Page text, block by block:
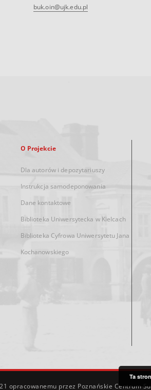
buk.oin@ujk.edu.pl
O Projekcie
Dla autorów i depozytariuszy
Instrukcja samodeponowania
Dane kontaktowe
Biblioteka Uniwersytecka w Kielcach
Biblioteka Cyfrowa Uniwersytetu Jana
Kochanowskiego
opracowanemu przez Poznańskie Centrum
Ta